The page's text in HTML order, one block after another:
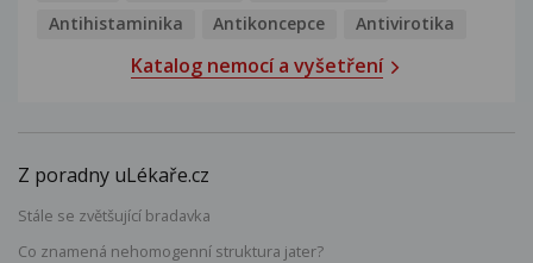
Antihistaminika
Antikoncepce Antivirotika
Katalog nemocí a vyšetření
Z poradny uLékaře.cz
Stále se zvětšující bradavka
Co znamená nehomogenní struktura jater?